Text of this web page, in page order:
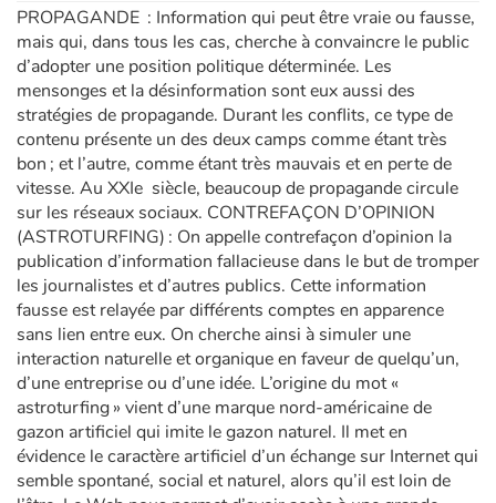
PROPAGANDE : Information qui peut être vraie ou fausse,
mais qui, dans tous les cas, cherche à convaincre le public
d’adopter une position politique déterminée. Les
mensonges et la désinformation sont eux aussi des
stratégies de propagande. Durant les conflits, ce type de
contenu présente un des deux camps comme étant très
bon ; et l’autre, comme étant très mauvais et en perte de
vitesse. Au XXIe siècle, beaucoup de propagande circule
sur les réseaux sociaux. CONTREFAÇON D’OPINION
(ASTROTURFING) : On appelle contrefaçon d’opinion la
publication d’information fallacieuse dans le but de tromper
les journalistes et d’autres publics. Cette information
fausse est relayée par différents comptes en apparence
sans lien entre eux. On cherche ainsi à simuler une
interaction naturelle et organique en faveur de quelqu’un,
d’une entreprise ou d’une idée. L’origine du mot «
astroturfing » vient d’une marque nord-américaine de
gazon artificiel qui imite le gazon naturel. Il met en
évidence le caractère artificiel d’un échange sur Internet qui
semble spontané, social et naturel, alors qu’il est loin de